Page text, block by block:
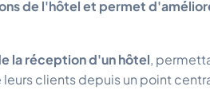
de l'hôtel et permet
la réception d'un hôtel,
clients depuis un point